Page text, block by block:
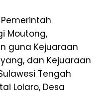
Pemerintah
Moutong,
guna Kejuaraan
dan Kejuaraan
Tengah
Lolaro, Desa